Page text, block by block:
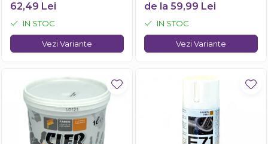
62,49 Lei
IN STOC
Vezi Variante
de la 59,99 Lei
IN STOC
Vezi Variante